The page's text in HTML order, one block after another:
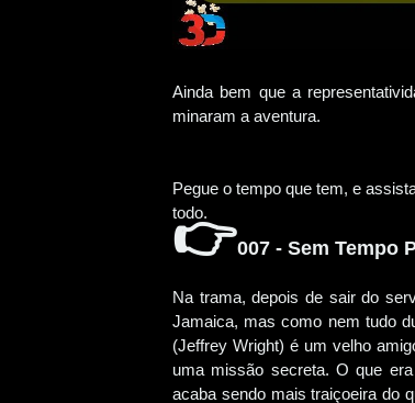
Ainda bem que a
minaram a aventura.
Pegue o tempo que tem, e
todo.
👉007 - Sem Tempo
Na trama, depois de sair do
Jamaica, mas como nem tudo
(Jeffrey Wright) é um velho
uma missão secreta. O que
acaba sendo mais traiçoeira do